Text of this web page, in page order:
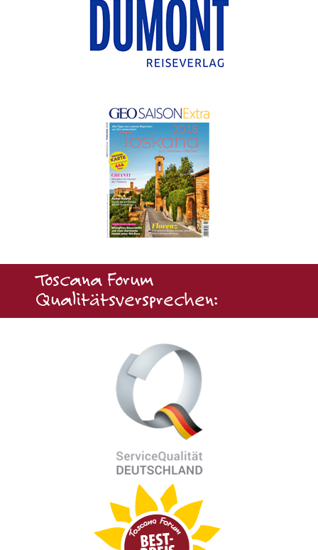
Toscana Forum
Qualitätsversprechen: